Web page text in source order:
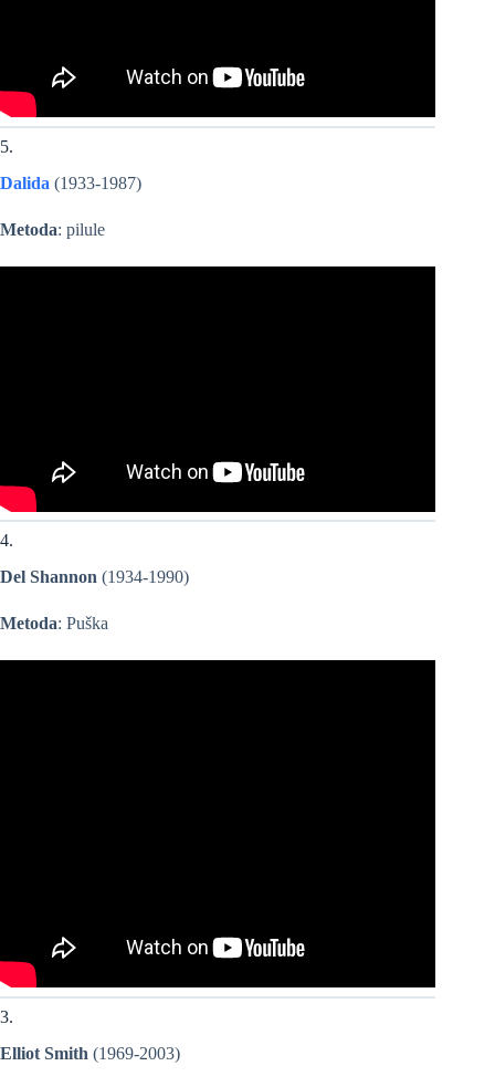
5.
Dalida (1933-1987)
Metoda: pilule
4.
Del Shannon (1934-1990)
Metoda: Puška
3.
Elliot Smith (1969-2003)